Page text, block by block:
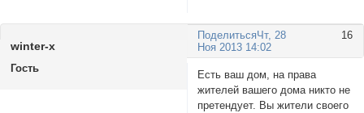
Поделиться 16
Чт, 28
Ноя 2013 14:02
winter-х
Гость
Есть ваш дом, на права
жителей вашего дома никто не
претендует. Вы жители своего